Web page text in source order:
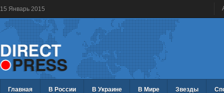
15 Январь 2015
Главная В России В Украине В Мире Звезды